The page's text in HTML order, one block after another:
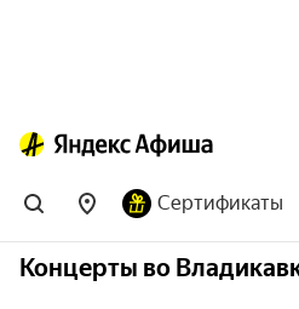
Сертификаты
Концерты во